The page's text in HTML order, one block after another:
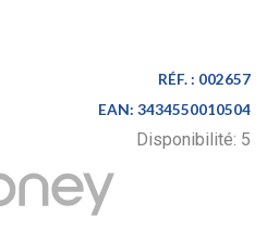
RÉF. : 002657
EAN: 3434550010504
Disponibilité: 5